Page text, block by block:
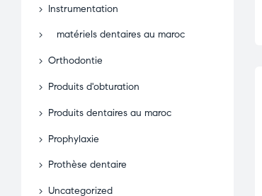
Instrumentation
matériels dentaires au maroc
Orthodontie
Produits d'obturation
Produits dentaires au maroc
Prophylaxie
Prothèse dentaire
Uncategorized